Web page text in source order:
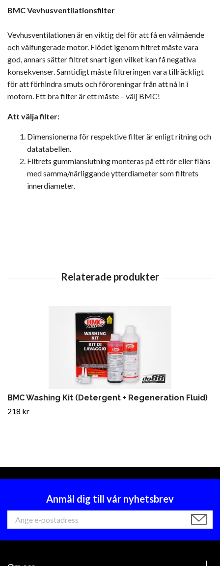
BMC Vevhusventilationsfilter
Vevhusventilationen är en viktig del för att få en välmående
och välfungerade motor. Flödet igenom filtret måste vara
god, annars sätter filtret snart igen vilket kan få negativa
konsekvenser. Samtidigt måste filtreringen vara tillräckligt
för att förhindra smuts och föroreningar från att nå in i
motorn. Ett bra filter är ett måste – välj BMC!
Att välja filter:
Dimensionerna för respektive filter är enligt ritning och
datatabellen.
Filtrets gummianslutning monteras på ett rör eller fläns
med samma/närliggande ytterdiameter som filtrets
innerdiameter.
BMC Washing Kit (Detergent + Regeneration Fluid)
218 kr
Anmäl dig till vår nyhetsbrev